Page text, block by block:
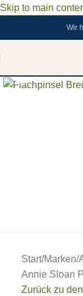
Skip to main
Wir
Start/Marken/
Annie Sloan
Zurück zu